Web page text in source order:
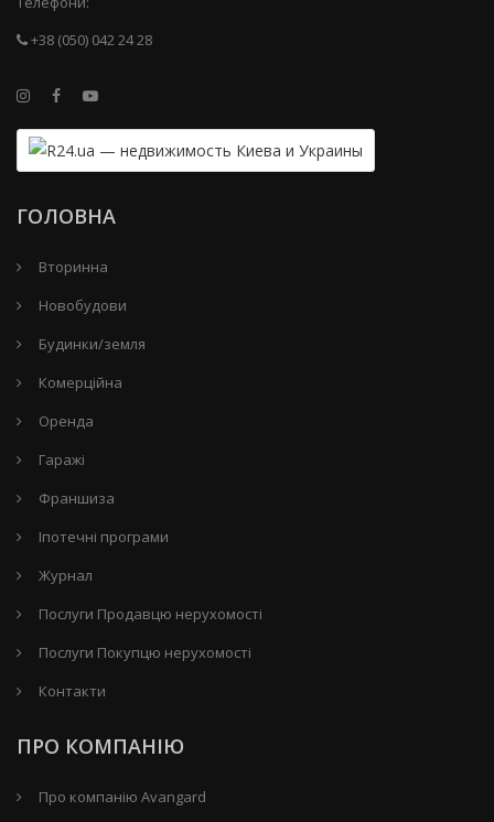
+38 (050) 042 24 28
ГОЛОВНА
Вторинна
Новобудови
Будинки/земля
Комерційна
Оренда
Гаражі
Франшиза
Іпотечні програми
Журнал
Послуги Продавцю нерухомості
Послуги Покупцю нерухомості
Контакти
ПРО КОМПАНІЮ
Про компанію Avangard